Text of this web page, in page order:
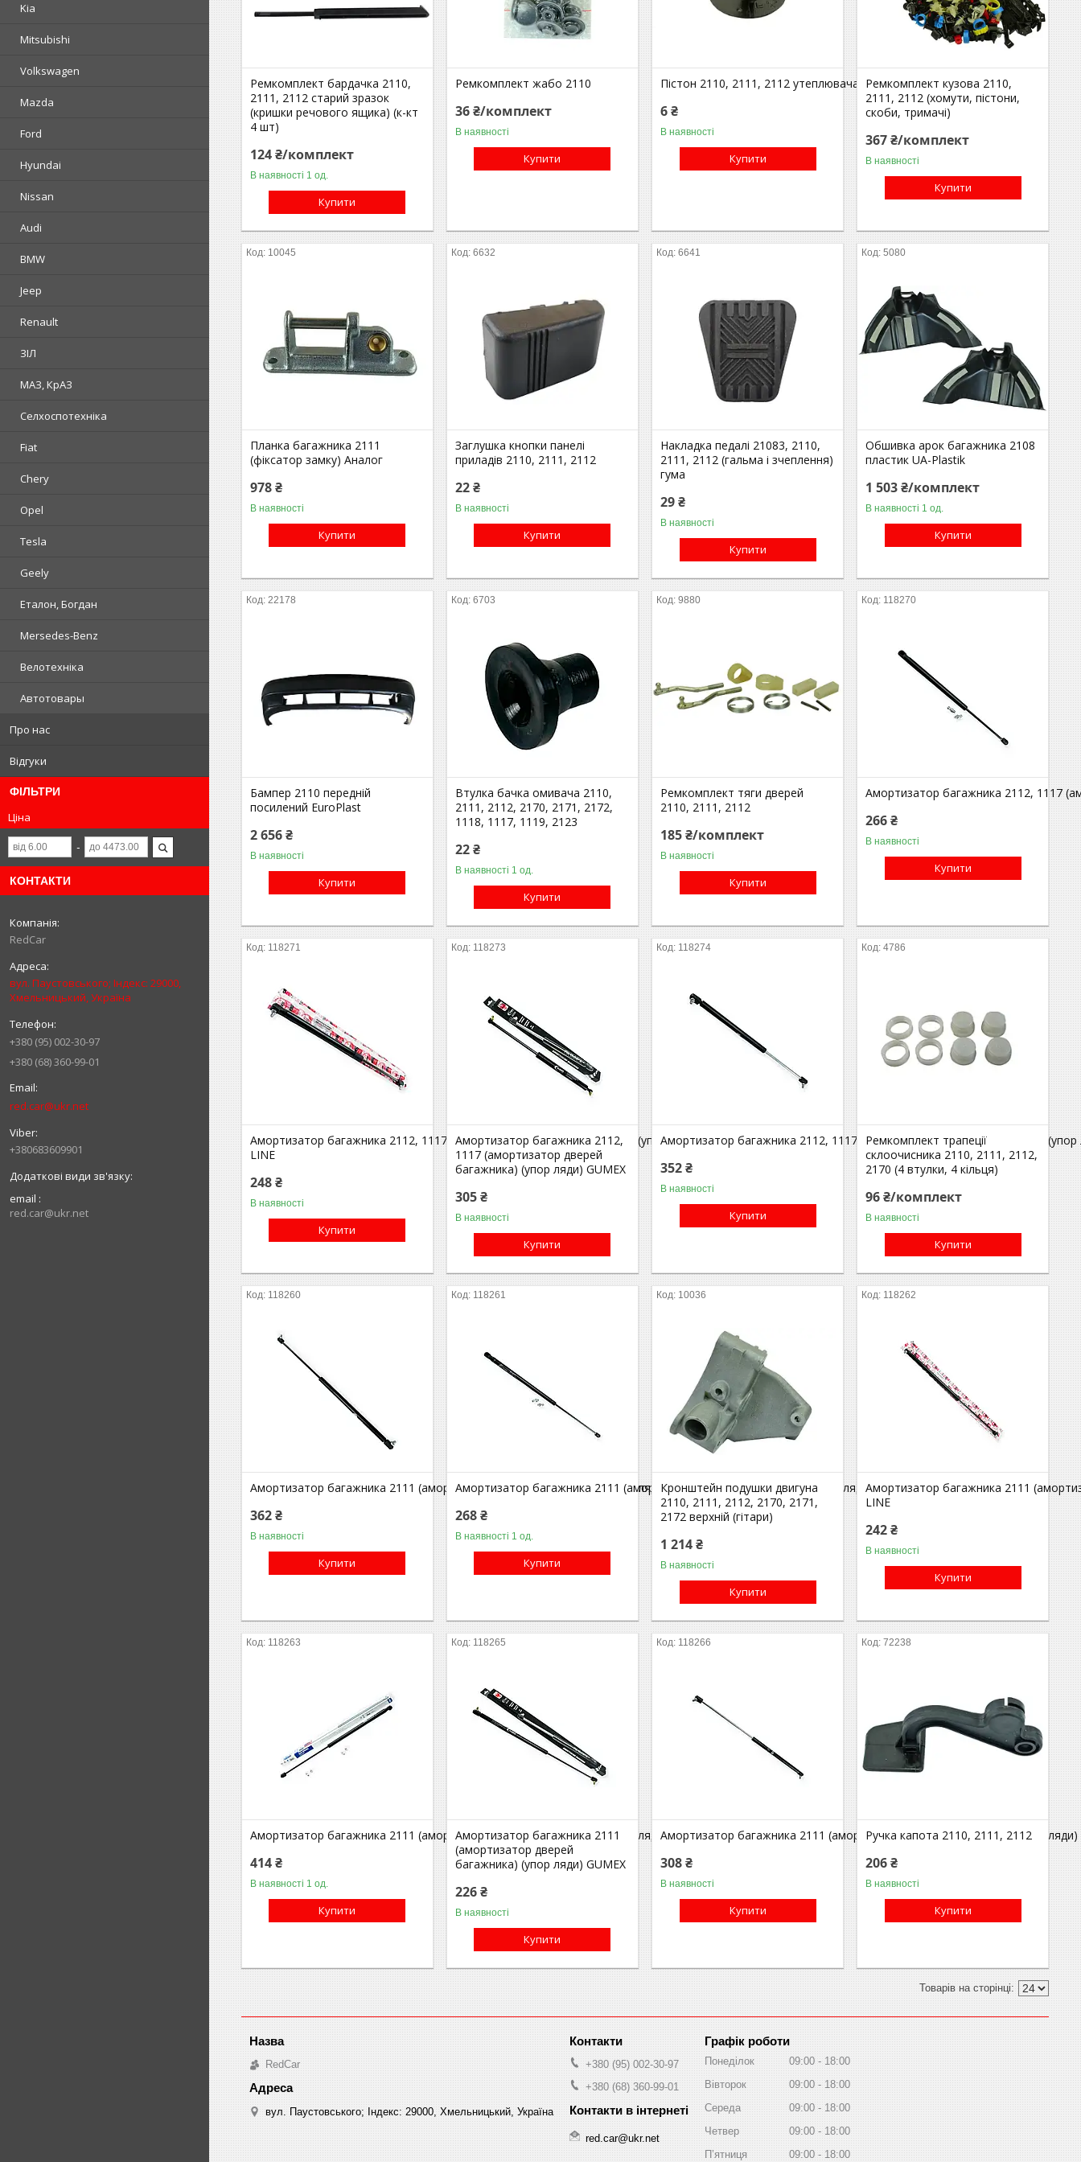
Kia
Mitsubishi
Volkswagen
Mazda
Ford
Hyundai
Nissan
Audi
BMW
Jeep
Renault
ЗІЛ
МАЗ, КрАЗ
Селхоспотехніка
Fiat
Chery
Opel
Tesla
Geely
Еталон, Богдан
Mersedes-Benz
Велотехніка
Автотовары
Про нас
Відгуки
ФІЛЬТРИ
Ціна
КОНТАКТИ
RedCar
вул. Паустовського; Індекс: 29000,
Хмельницький, Україна
+380 (95) 002-30-97
+380 (68) 360-99-01
red.car@ukr.net
+380683609901
email
red.car@ukr.net
Ремкомплект бардачка 2110,
2111, 2112 старий зразок
(кришки речового ящика) (к-кт
4 шт)
124 ₴/комплект
В наявності 1 од.
Купити
Ремкомплект жабо 2110
36 ₴/комплект
В наявності
Купити
Пістон 2110, 2111, 2112 утеплювача капота
6 ₴
В наявності
Купити
Ремкомплект кузова 2110,
2111, 2112 (хомути, пістони,
скоби, тримачі)
367 ₴/комплект
В наявності
Купити
10045
Планка багажника 2111
(фіксатор замку) Аналог
978 ₴
В наявності
Купити
6632
Заглушка кнопки панелі
приладів 2110, 2111, 2112
22 ₴
В наявності
Купити
6641
Накладка педалі 21083, 2110,
2111, 2112 (гальма і зчеплення)
гума
29 ₴
В наявності
Купити
5080
Обшивка арок багажника 2108
пластик UA-Plastik
1 503 ₴/комплект
В наявності 1 од.
Купити
22178
Бампер 2110 передній
посилений EuroPlast
2 656 ₴
В наявності
Купити
6703
Втулка бачка омивача 2110,
2111, 2112, 2170, 2171, 2172,
1118, 1117, 1119, 2123
22 ₴
В наявності 1 од.
Купити
9880
Ремкомплект тяги дверей
2110, 2111, 2112
185 ₴/комплект
В наявності
Купити
118270
Амортизатор багажника 2112, 1117
266 ₴
В наявності
Купити
118271
Амортизатор багажника 2112, 1117 (амортизатор дверей багажника) (упор ляди) (460N) BEG-
LINE
248 ₴
В наявності
Купити
118273
Амортизатор багажника 2112,
1117 (амортизатор дверей
багажника) (упор ляди) GUMEX
305 ₴
В наявності
Купити
118274
Амортизатор багажника 2112, 1117 (амортизатор дверей багажника) (упор
352 ₴
В наявності
Купити
4786
Ремкомплект трапеції
склоочисника 2110, 2111, 2112,
2170 (4 втулки, 4 кільця)
96 ₴/комплект
В наявності
Купити
118260
Амортизатор багажника 2111 (амортизатор дверей багажника) (упор ляди) (440N) AT
362 ₴
В наявності
Купити
118261
Амортизатор багажника 2111 (амортизатор дверей багажника) (упор ляди) AURORA
268 ₴
В наявності 1 од.
Купити
10036
Кронштейн подушки двигуна
2110, 2111, 2112, 2170, 2171,
2172 верхній (гітари)
1 214 ₴
В наявності
Купити
118262
Амортизатор багажника 2111
LINE
242 ₴
В наявності
Купити
118263
Амортизатор багажника 2111 (амортизатор дверей багажника) (упор ляди) Finwhale
414 ₴
В наявності 1 од.
Купити
118265
Амортизатор багажника 2111
(амортизатор дверей
багажника) (упор ляди) GUMEX
226 ₴
В наявності
Купити
118266
Амортизатор багажника 2111 (амортизатор дверей багажника) (упор ляди)
308 ₴
В наявності
Купити
72238
Ручка капота 2110, 2111, 2112
206 ₴
В наявності
Купити
RedCar
вул. Паустовського; Індекс: 29000, Хмельницький, Україна
+380 (95) 002-30-97
+380 (68) 360-99-01
red.car@ukr.net
Графік роботи
Понеділок 09:00
18:00
Вівторок
09:00
18:00
Середа
09:00
18:00
Четвер
09:00
18:00
Пʼятниця
09:00 18:00